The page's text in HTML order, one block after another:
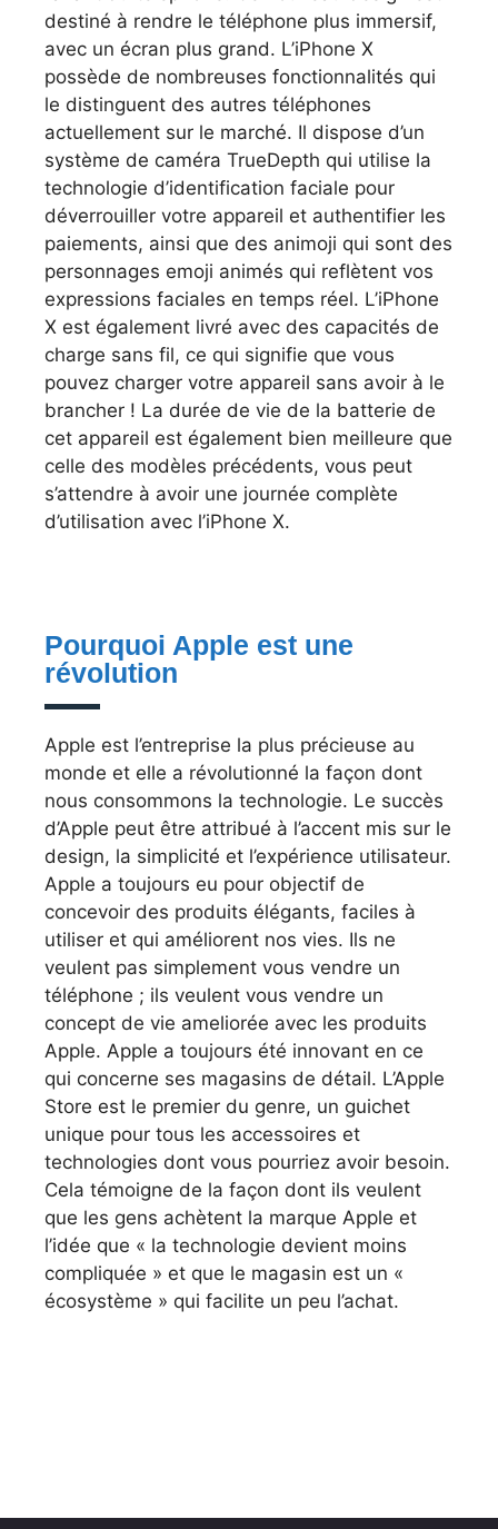
destiné à rendre le téléphone plus immersif,
avec un écran plus grand. L’iPhone X
possède de nombreuses fonctionnalités qui
le distinguent des autres téléphones
actuellement sur le marché. Il dispose d’un
système de caméra TrueDepth qui utilise la
technologie d’identification faciale pour
déverrouiller votre appareil et authentifier les
paiements, ainsi que des animoji qui sont des
personnages emoji animés qui reflètent vos
expressions faciales en temps réel. L’iPhone
X est également livré avec des capacités de
charge sans fil, ce qui signifie que vous
pouvez charger votre appareil sans avoir à le
brancher ! La durée de vie de la batterie de
cet appareil est également bien meilleure que
celle des modèles précédents, vous peut
s’attendre à avoir une journée complète
d’utilisation avec l’iPhone X.
Pourquoi Apple est une
révolution
Apple est l’entreprise la plus précieuse au
monde et elle a révolutionné la façon dont
nous consommons la technologie. Le succès
d’Apple peut être attribué à l’accent mis sur le
design, la simplicité et l’expérience utilisateur.
Apple a toujours eu pour objectif de
concevoir des produits élégants, faciles à
utiliser et qui améliorent nos vies. Ils ne
veulent pas simplement vous vendre un
téléphone ; ils veulent vous vendre un
concept de vie ameliorée avec les produits
Apple. Apple a toujours été innovant en ce
qui concerne ses magasins de détail. L’Apple
Store est le premier du genre, un guichet
unique pour tous les accessoires et
technologies dont vous pourriez avoir besoin.
Cela témoigne de la façon dont ils veulent
que les gens achètent la marque Apple et
l’idée que « la technologie devient moins
compliquée » et que le magasin est un «
écosystème » qui facilite un peu l’achat.